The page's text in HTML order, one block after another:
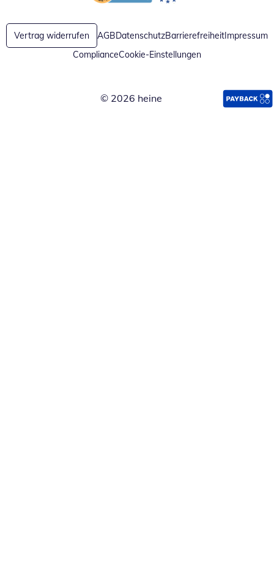
Öffnet in neuem FensterÖffnet in neuem Fenster
Vertrag widerrufen AGBDatenschutzBarrierefreiheitImpressum
ComplianceCookie-Einstellungen
© 2026 heine